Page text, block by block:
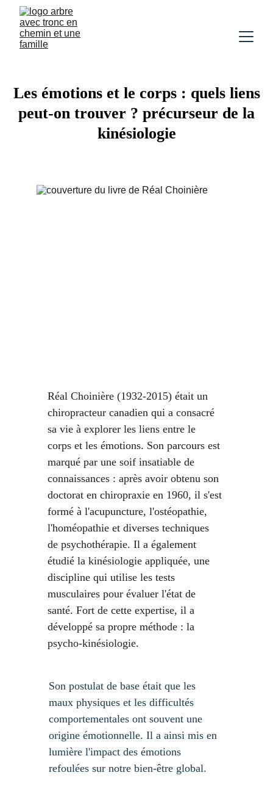
Les émotions et le corps : quels liens
peut-on trouver ? précurseur de la
kinésiologie
Réal Choinière (1932-2015) était un
chiropracteur canadien qui a consacré
sa vie à explorer les liens entre le
corps et les émotions. Son parcours est
marqué par une soif insatiable de
connaissances : après avoir obtenu son
doctorat en chiropraxie en 1960, il s'est
formé à l'acupuncture, l'ostéopathie,
l'homéopathie et diverses techniques
de psychothérapie. Il a également
étudié la kinésiologie appliquée, une
discipline qui utilise les tests
musculaires pour évaluer l'état de
santé. Fort de cette expertise, il a
développé sa propre méthode : la
psycho-kinésiologie.
Son postulat de base était que les
maux physiques et les difficultés
comportementales ont souvent une
origine émotionnelle. Il a ainsi mis en
lumière l'impact des émotions
refoulées sur notre bien-être global.